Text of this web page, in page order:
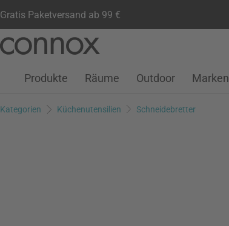
Gratis Paketversand ab 99 €
Seiteninhalt
Suchfeld
Kundenkonto
Wunschliste
Warenkorb
Produkte Räume Outdoor Marken
Kategorien Küchenutensilien Schneidebretter